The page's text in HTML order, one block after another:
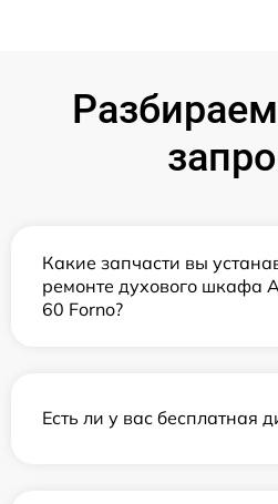
Какие запчасти вы
ремонте духового шкафа
60 Forno?
Есть ли у вас бесплатная